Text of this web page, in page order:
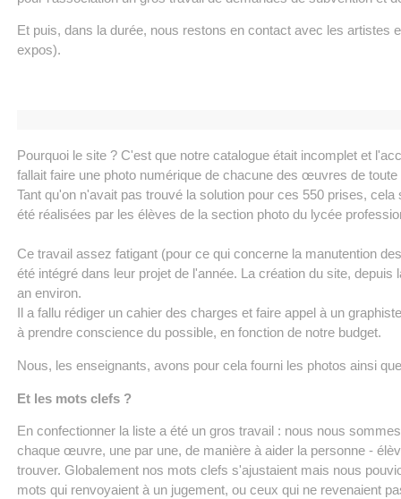
Et puis, dans la durée, nous restons en contact avec les artistes
expos).
Pourquoi le site ? C'est que notre catalogue était incomplet et
fallait faire une photo numérique de chacune des œuvres de toute
Tant qu'on n'avait pas trouvé la solution pour ces 550 prises,
été réalisées par les élèves de la section photo du lycée
Ce travail assez fatigant (pour ce qui concerne la manutention
été intégré dans leur projet de l'année. La création du site,
an environ.
Il a fallu rédiger un cahier des charges et faire appel à un
à prendre conscience du possible, en fonction de notre budget.
Nous, les enseignants, avons pour cela fourni les photos ainsi
Et les mots clefs ?
En confectionner la liste a été un gros travail : nous nous
chaque œuvre, une par une, de manière à aider la personne -
trouver. Globalement nos mots clefs s'ajustaient mais nous
mots qui renvoyaient à un jugement, ou ceux qui ne revenaient